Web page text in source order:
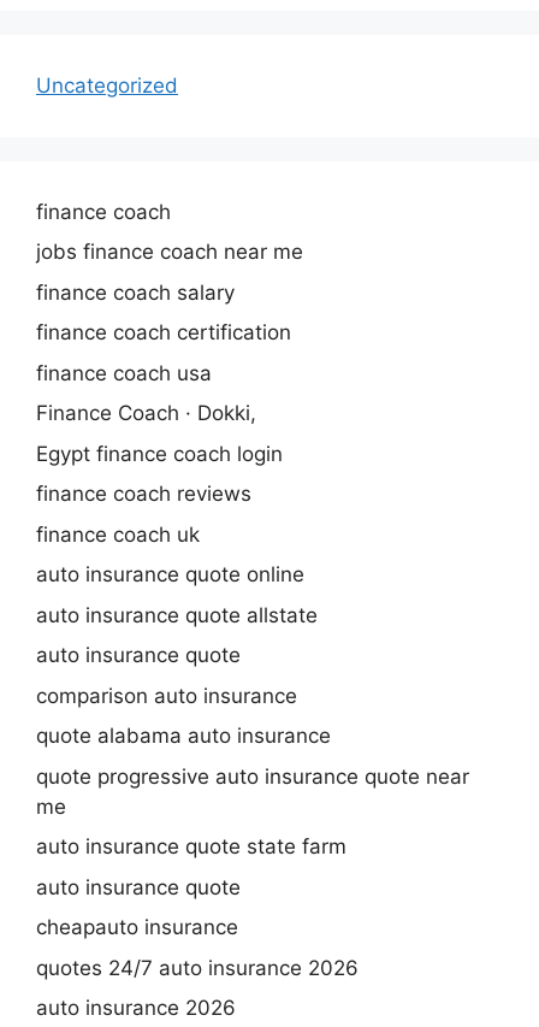
Uncategorized
finance coach
jobs finance coach near me
finance coach salary
finance coach certification
finance coach usa
Finance Coach · Dokki,
Egypt finance coach login
finance coach reviews
finance coach uk
auto insurance quote online
auto insurance quote allstate
auto insurance quote
comparison auto insurance
quote alabama auto insurance
quote progressive auto insurance quote near
me
auto insurance quote state farm
auto insurance quote
cheapauto insurance
quotes 24/7 auto insurance 2026
auto insurance 2026